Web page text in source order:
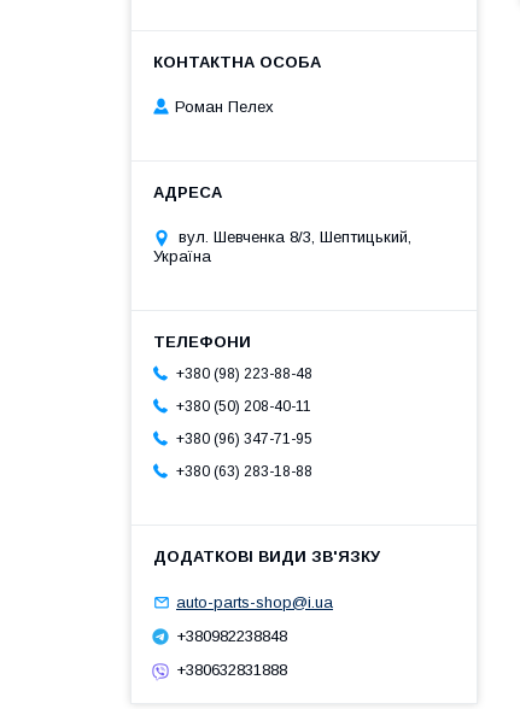
Роман Пелех
вул. Шевченка 8/3, Шептицький,
Україна
+380 (98) 223-88-48
+380 (50) 208-40-11
+380 (96) 347-71-95
+380 (63) 283-18-88
auto-parts-shop@i.ua
+380982238848
+380632831888